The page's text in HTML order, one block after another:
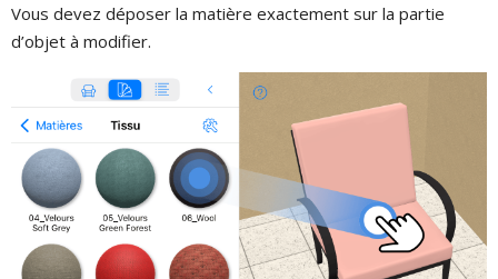
Vous devez déposer la matière exactement sur la partie
d’objet à modifier.